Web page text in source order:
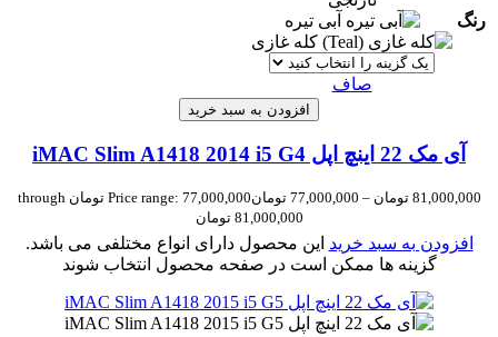
رنگ
آبی تیره
کله غازی
صاف
افزودن به سبد خرید
آی مک 22 اینچ اپل iMAC Slim A1418 2014 i5 G4
81,000,000 تومان –
77,000,000 تومان
Price range: 77,000,000 تومان through
81,000,000 تومان
افزودن به سبد خرید این محصول دارای انواع مختلفی می باشد.
گزینه ها ممکن است در صفحه محصول انتخاب شوند